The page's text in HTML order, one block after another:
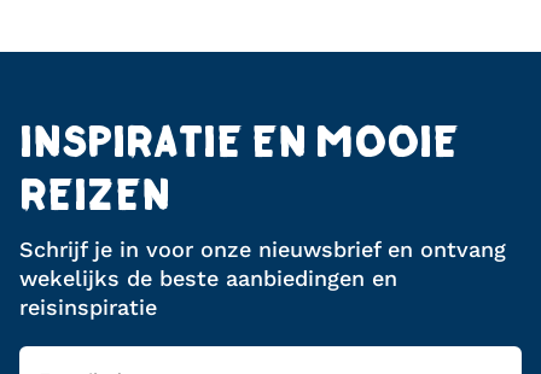
INSPIRATIE EN MOOIE
REIZEN
Schrijf je in voor onze nieuwsbrief en ontvang
wekelijks de beste aanbiedingen en
reisinspiratie